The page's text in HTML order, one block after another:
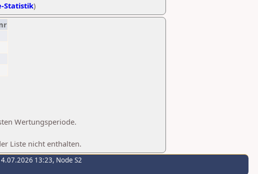
Statistik)
Wertungsperiode.
Liste nicht enthalten.
13:23, Node S2